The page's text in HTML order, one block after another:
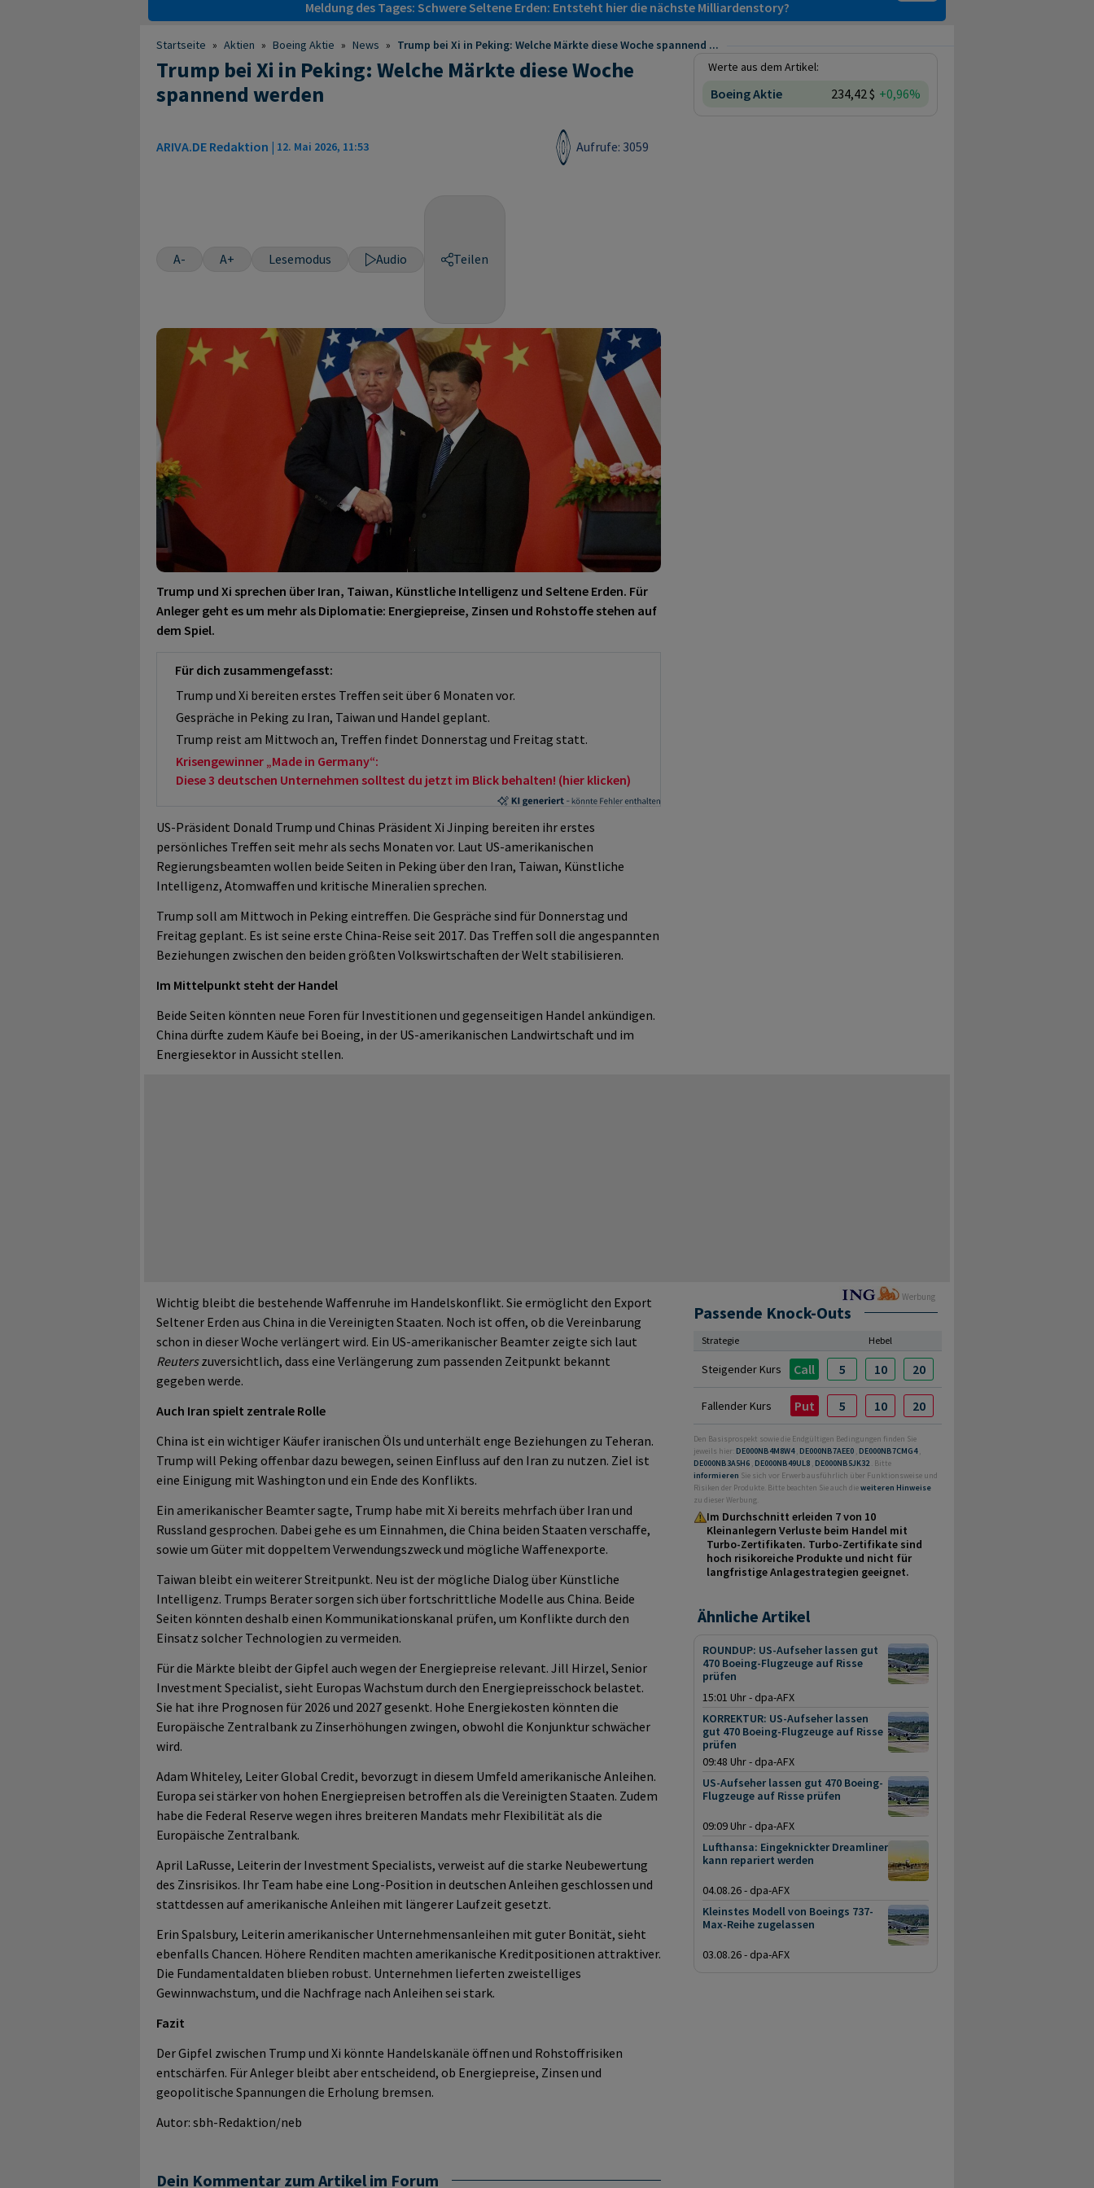
Meldung des Tages: Schwere Seltene Erden: Entsteht hier die nächste Milliardenstory?
Startseite » Aktien » Boeing Aktie » News » Trump bei Xi in Peking: Welche Märkte diese Woche spannend ...
Trump bei Xi in Peking: Welche Märkte diese Woche
spannend werden
ARIVA.DE Redaktion | 12. Mai 2026, 11:53 Aufrufe: 3059
A- A+ Lesemodus Audio Teilen
Trump und Xi sprechen über Iran, Taiwan, Künstliche Intelligenz und Seltene Erden. Für
Anleger geht es um mehr als Diplomatie: Energiepreise, Zinsen und Rohstoffe stehen auf
dem Spiel.
Für dich zusammengefasst:
Trump und Xi bereiten erstes Treffen seit über 6 Monaten vor.
Gespräche in Peking zu Iran, Taiwan und Handel geplant.
Trump reist am Mittwoch an, Treffen findet Donnerstag und Freitag statt.
Krisengewinner „Made in Germany“:
Diese 3 deutschen Unternehmen solltest du jetzt im Blick behalten! (hier klicken)
US-Präsident Donald Trump und Chinas Präsident Xi Jinping bereiten ihr erstes
persönliches Treffen seit mehr als sechs Monaten vor. Laut US-amerikanischen
Regierungsbeamten wollen beide Seiten in Peking über den Iran, Taiwan, Künstliche
Intelligenz, Atomwaffen und kritische Mineralien sprechen.
Trump soll am Mittwoch in Peking eintreffen. Die Gespräche sind für Donnerstag und
Freitag geplant. Es ist seine erste China-Reise seit 2017. Das Treffen soll die angespannten
Beziehungen zwischen den beiden größten Volkswirtschaften der Welt stabilisieren.
Im Mittelpunkt steht der Handel
Beide Seiten könnten neue Foren für Investitionen und gegenseitigen Handel ankündigen.
China dürfte zudem Käufe bei Boeing, in der US-amerikanischen Landwirtschaft und im
Energiesektor in Aussicht stellen.
Werte aus dem Artikel:
Boeing Aktie 234,42 $ +0,96%
Wichtig bleibt die bestehende Waffenruhe im Handelskonflikt. Sie ermöglicht den Export
Seltener Erden aus China in die Vereinigten Staaten. Noch ist offen, ob die Vereinbarung
schon in dieser Woche verlängert wird. Ein US-amerikanischer Beamter zeigte sich laut
Reuterszuversichtlich, dass eine Verlängerung zum passenden Zeitpunkt bekannt
gegeben werde.
Auch Iran spielt zentrale Rolle
China ist ein wichtiger Käufer iranischen Öls und unterhält enge Beziehungen zu Teheran.
Trump will Peking offenbar dazu bewegen, seinen Einfluss auf den Iran zu nutzen. Ziel ist
eine Einigung mit Washington und ein Ende des Konflikts.
Ein amerikanischer Beamter sagte, Trump habe mit Xi bereits mehrfach über Iran und
Russland gesprochen. Dabei gehe es um Einnahmen, die China beiden Staaten verschaffe,
sowie um Güter mit doppeltem Verwendungszweck und mögliche Waffenexporte.
Taiwan bleibt ein weiterer Streitpunkt. Neu ist der mögliche Dialog über Künstliche
Intelligenz. Trumps Berater sorgen sich über fortschrittliche Modelle aus China. Beide
Seiten könnten deshalb einen Kommunikationskanal prüfen, um Konflikte durch den
Einsatz solcher Technologien zu vermeiden.
Für die Märkte bleibt der Gipfel auch wegen der Energiepreise relevant. Jill Hirzel, Senior
Investment Specialist, sieht Europas Wachstum durch den Energiepreisschock belastet.
Sie hat ihre Prognosen für 2026 und 2027 gesenkt. Hohe Energiekosten könnten die
Europäische Zentralbank zu Zinserhöhungen zwingen, obwohl die Konjunktur schwächer
wird.
Adam Whiteley, Leiter Global Credit, bevorzugt in diesem Umfeld amerikanische Anleihen.
Europa sei stärker von hohen Energiepreisen betroffen als die Vereinigten Staaten. Zudem
habe die Federal Reserve wegen ihres breiteren Mandats mehr Flexibilität als die
Europäische Zentralbank.
April LaRusse, Leiterin der Investment Specialists, verweist auf die starke Neubewertung
des Zinsrisikos. Ihr Team habe eine Long-Position in deutschen Anleihen geschlossen und
stattdessen auf amerikanische Anleihen mit längerer Laufzeit gesetzt.
Erin Spalsbury, Leiterin amerikanischer Unternehmensanleihen mit guter Bonität, sieht
ebenfalls Chancen. Höhere Renditen machten amerikanische Kreditpositionen attraktiver.
Die Fundamentaldaten blieben robust. Unternehmen lieferten zweistelliges
Gewinnwachstum, und die Nachfrage nach Anleihen sei stark.
Fazit
Der Gipfel zwischen Trump und Xi könnte Handelskanäle öffnen und Rohstoffrisiken
entschärfen. Für Anleger bleibt aber entscheidend, ob Energiepreise, Zinsen und
geopolitische Spannungen die Erholung bremsen.
Autor: sbh-Redaktion/neb
Dein Kommentar zum Artikel im Forum
Werbung
Passende Knock-Outs
Strategie Hebel
Steigender Kurs Call 5 10 20
Fallender Kurs Put 5 10 20
Den Basisprospekt sowie die Endgültigen Bedingungen finden Sie
jeweils hier: DE000NB4M8W4,DE000NB7AEE0 ,DE000NB7CMG4,
DE000NB3A5H6 ,DE000NB49UL8 ,DE000NB5JK32 . Bitte
informieren Sie sich vor Erwerb ausführlich über Funktionsweise und
Risiken der Produkte. Bitte beachten Sie auch dieweiteren Hinweise
zu dieser Werbung.
Im Durchschnitt erleiden 7 von 10
Kleinanlegern Verluste beim Handel mit
Turbo-Zertifikaten. Turbo-Zertifikate sind
hoch risikoreiche Produkte und nicht für
langfristige Anlage­strategien geeignet.
Ähnliche Artikel
ROUNDUP: US-Aufseher lassen gut
470 Boeing-Flugzeuge auf Risse
prüfen
15:01 Uhr - dpa-AFX
KORREKTUR: US-Aufseher lassen
gut 470 Boeing-Flugzeuge auf Risse
prüfen
09:48 Uhr - dpa-AFX
US-Aufseher lassen gut 470 Boeing-
Flugzeuge auf Risse prüfen
09:09 Uhr - dpa-AFX
Lufthansa: Eingeknickter Dreamliner
kann repariert werden
04.08.26 - dpa-AFX
Kleinstes Modell von Boeings 737-
Max-Reihe zugelassen
03.08.26 - dpa-AFX